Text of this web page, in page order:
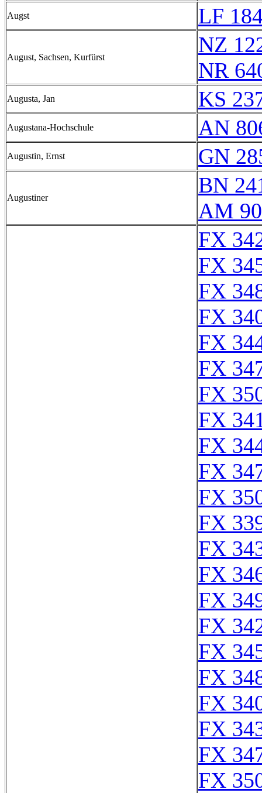
Augst LF
August, Sachsen, Kurfürst
NZ
NR
Augusta, Jan KS
Augustana-Hochschule AN
Augustin, Ernst GN
Augustiner
BN
AM
FX
FX
FX
FX
FX
FX
FX
FX
FX
FX
FX
FX
FX
FX
FX
FX
FX
FX
FX
FX
FX
FX